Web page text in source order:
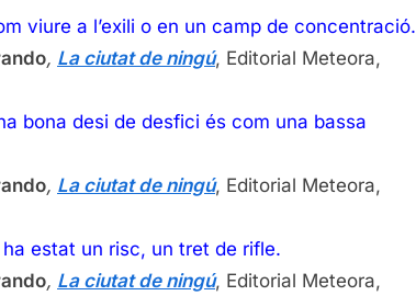
viure a l’exili o en un camp de concentració.
, La ciutat de ningú, Editorial Meteora,
bona desi de desfici és com una bassa
, La ciutat de ningú, Editorial Meteora,
estat un risc, un tret de rifle.
, La ciutat de ningú, Editorial Meteora,